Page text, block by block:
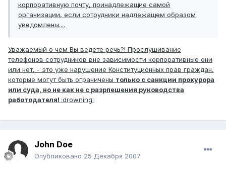
корпоративную почту, принадлежащие самой
организации, если сотрудники надлежащем образом
уведомлены....
Уважаемый о чем Вы ведете речь?! Прослушивание
телефонов сотрудников вне зависимости корпоративные они
или нет, - это уже нарушение Конституционных прав граждан,
которые могут быть ограничены только с санкции прокурора
или суда, но не как не с разрпешения руководства
работодателя! :drowning:
John Doe
Опубликовано 25 Декабря 2007